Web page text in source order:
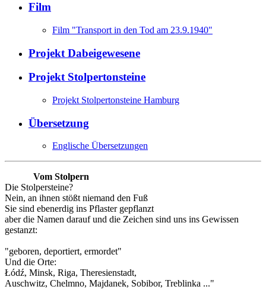
Film
Film "Transport in den Tod am 23.9.1940"
Projekt Dabeigewesene
Projekt Stolpertonsteine
Projekt Stolpertonsteine Hamburg
Übersetzung
Englische Übersetzungen
Vom Stolpern
Die Stolpersteine?
Nein, an ihnen stößt niemand den Fuß
Sie sind ebenerdig ins Pflaster gepflanzt
aber die Namen darauf und die Zeichen sind uns ins Gewissen
gestanzt:
"geboren, deportiert, ermordet"
Und die Orte:
Łódź, Minsk, Riga, Theresienstadt,
Auschwitz, Chelmno, Majdanek, Sobibor, Treblinka ..."